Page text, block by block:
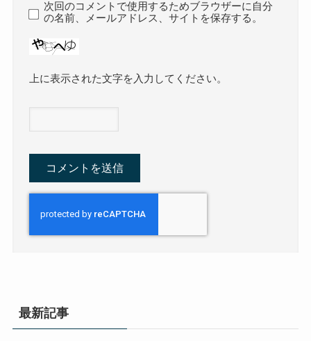
次回のコメントで使用するためブラウザーに自分
の名前、メールアドレス、サイトを保存する。
上に表示された文字を入力してください。
最新記事